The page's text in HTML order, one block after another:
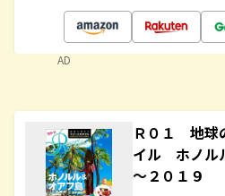
AD
Ｒ０１ 地球
イル ホノル
～２０１９